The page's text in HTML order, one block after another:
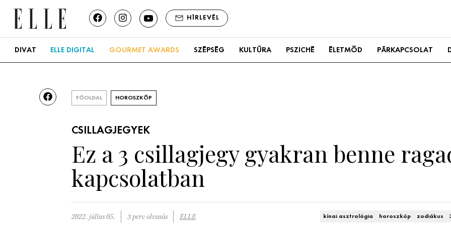
HÍRLEVÉL
DIVAT ELLE DIGITAL GOURMET AWARDS SZÉPSÉG KULTÚRA PSZICHÉ ÉLETMÓD PÁRKAPCSOLAT
FŐOLDAL HOROSZKÓP
CSILLAGJEGYEK
Ez a 3 csillagjegy gyakran benne
kapcsolatban
2022. július 05. 3 perc olvasás ELLE kínai asztrológia horoszkóp zodiákus